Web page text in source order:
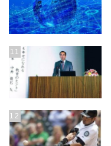
11
12